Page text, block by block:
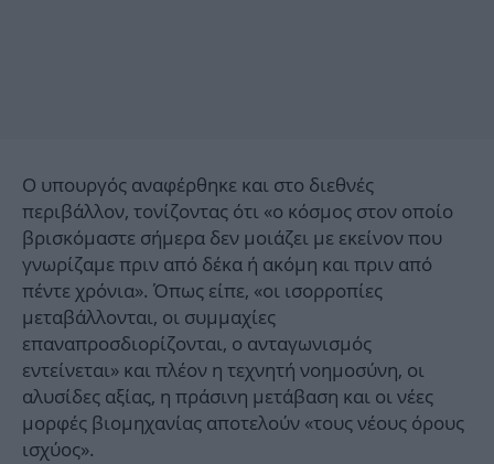
Ο υπουργός αναφέρθηκε και στο διεθνές
περιβάλλον, τονίζοντας ότι «ο κόσμος στον οποίο
βρισκόμαστε σήμερα δεν μοιάζει με εκείνον που
γνωρίζαμε πριν από δέκα ή ακόμη και πριν από
πέντε χρόνια». Όπως είπε, «οι ισορροπίες
μεταβάλλονται, οι συμμαχίες
επαναπροσδιορίζονται, ο ανταγωνισμός
εντείνεται» και πλέον η τεχνητή νοημοσύνη, οι
αλυσίδες αξίας, η πράσινη μετάβαση και οι νέες
μορφές βιομηχανίας αποτελούν «τους νέους όρους
ισχύος».